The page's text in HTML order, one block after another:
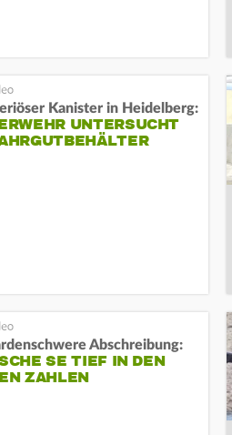
Kanister in Heidelberg:
UNTERSUCHT
Abschreibung:
SE TIEF IN DEN
ZAHLEN